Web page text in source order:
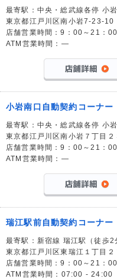
最寄駅：中央・総武線各停 小
東京都江戸川区南小岩7-23-10
店舗営業時間：9：00～21：
ATM営業時間：―
小岩南口自動契約コーナー
最寄駅：中央・総武線各停 小
東京都江戸川区南小岩７丁目
店舗営業時間：9：00～21：
ATM営業時間：―
瑞江駅前自動契約コーナー
最寄駅：新宿線 瑞江駅（徒歩2
東京都江戸川区東瑞江１丁目
店舗営業時間：9：00～21：
ATM営業時間：07:00 - 24:00